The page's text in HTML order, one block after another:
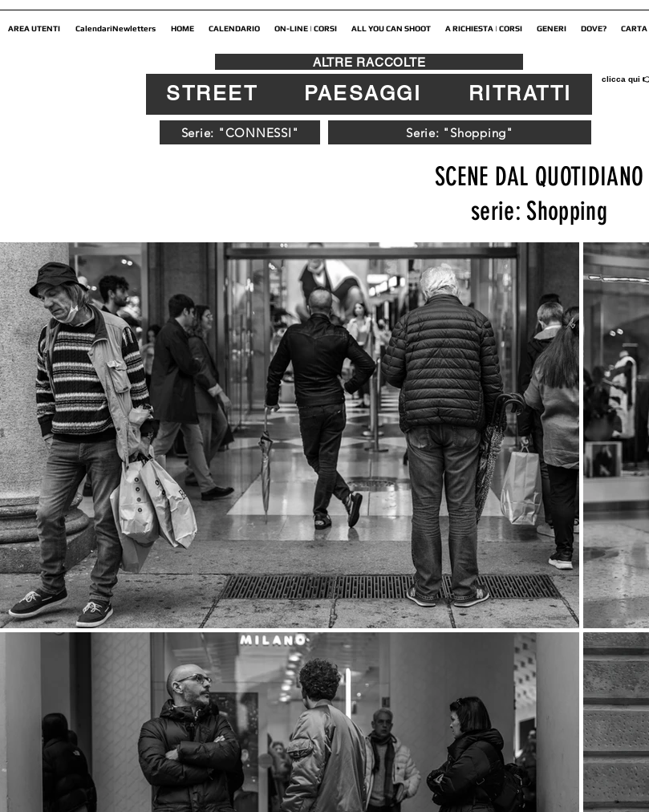
AREA UTENTI CalendariNewletters HOME CALENDARIO ON-LINE | CORSI ALL YOU CAN SHOOT A RICHIESTA | CORSI GENERI DOVE? CARTA
Serie: "CONNESSI" Serie: "Shopping"
clicca qui
STREET PAESAGGI RITRATTI
ALTRE RACCOLTE
SCENE DAL QUOTIDIANO
serie: Shopping